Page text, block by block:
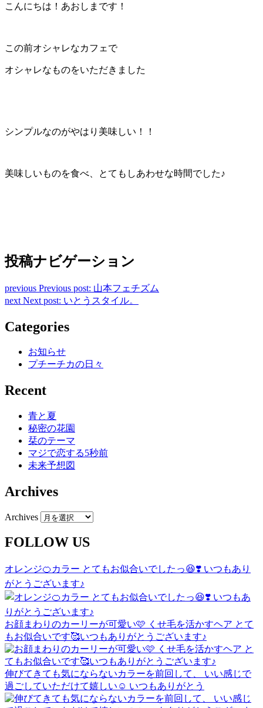
こんにちは！あおしまです！
この前オシャレなカフェで
オシャレなものをいただきました
シンプルなのがやはり美味しい！！
美味しいものを食べ、とてもしあわせな時間でした♪
投稿ナビゲーション
previous Previous post: 山本フェチズム
next Next post: いとうスタイル。
Categories
お知らせ
プチーチカの日々
Recent
青と夏
秘密の花園
栞のテーマ
マジで恋する5秒前
未来予想図
Archives
Archives
FOLLOW US
オレンジ🍊カラー とてもお似合いでしたっ😆❣️ いつもあり
がとうございます♪
お顔まわりのカーリーが可愛い🩷 くせ毛を活かすヘア とて
もお似合いです🥰いつもありがとうございます♪
伸びてきても気にならないカラーを前回して、 いい感じで
過ごしていただけて嬉しい☺️ いつもありがとう